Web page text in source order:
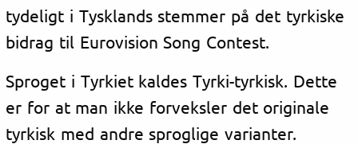
tydeligt i Tysklands stemmer på det tyrkiske
bidrag til Eurovision Song Contest.
Sproget i Tyrkiet kaldes Tyrki-tyrkisk. Dette
er for at man ikke forveksler det originale
tyrkisk med andre sproglige varianter.